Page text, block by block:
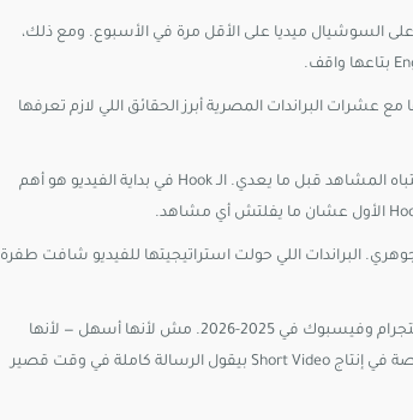
بيشوفوا فيديو على السوشيال ميديا على الأقل مرة في الأسبوع. ومع ذلك،
البراندات المصرية أبرز الحقائق اللي لازم تعرفها
مش 30 ثانية — 3 ثواني. ده الوقت اللي عندك عشان تمسك انتباه المشاهد قبل ما يعدي. الـ Hook في بداية الفيديو هو أهم
البراندات اللي حولت استراتيجيتها للفيديو شافت طفرة
الفيديوهات القصيرة من 15 لـ 60 ثانية هي الأعلى أداءً على إنستجرام وفيسبوك في 2025-2026. مش لأنها أسهل — لأنها
بتتناسب مع سلوك المستخدم اللي بيسكرول بسرعة وعنده وقت محدود. فوموشن متخصصة في إنتاج Short Video بيقول الرسالة كاملة في وقت قصير